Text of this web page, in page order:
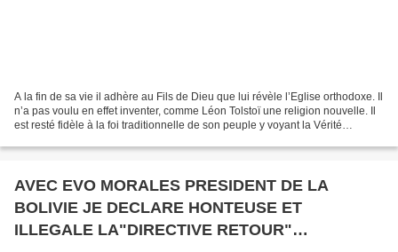
A la fin de sa vie il adhère au Fils de Dieu que lui révèle l’Eglise orthodoxe. Il
n’a pas voulu en effet inventer, comme Léon Tolstoï une religion nouvelle. Il
est resté fidèle à la foi traditionnelle de son peuple y voyant la Vérité
AVEC EVO MORALES PRESIDENT DE LA
BOLIVIE JE DECLARE HONTEUSE ET
ILLEGALE LA"DIRECTIVE RETOUR"